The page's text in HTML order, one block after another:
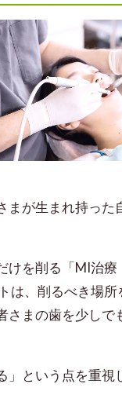
まが生まれ持った
けを削る「MI治療
は、削るべき場所
さまの歯を少しで
」という点を重視